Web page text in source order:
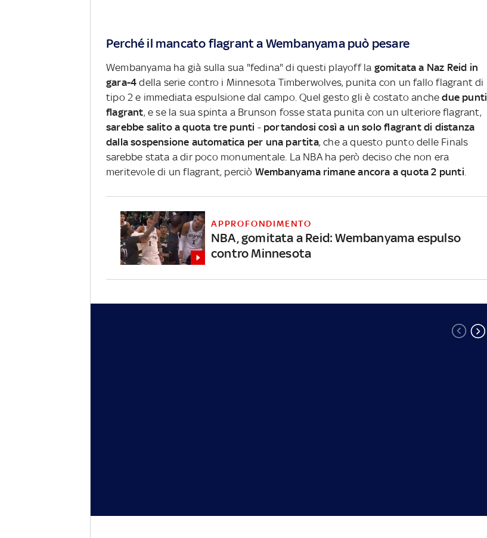
Perché il mancato flagrant a Wembanyama può pesare
Wembanyama ha già sulla sua "fedina" di questi playoff la gomitata a Naz Reid in
gara-4 della serie contro i Minnesota Timberwolves, punita con un fallo flagrant di
tipo 2 e immediata espulsione dal campo. Quel gesto gli è costato anche due punti
flagrant, e se la sua spinta a Brunson fosse stata punita con un ulteriore flagrant,
sarebbe salito a quota tre punti - portandosi così a un solo flagrant di distanza
dalla sospensione automatica per una partita, che a questo punto delle Finals
sarebbe stata a dir poco monumentale. La NBA ha però deciso che non era
meritevole di un flagrant, perciò Wembanyama rimane ancora a quota 2 punti.
APPROFONDIMENTO
NBA, gomitata a Reid: Wembanyama espulso
contro Minnesota